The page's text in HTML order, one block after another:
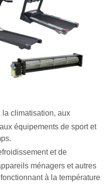
climatisation, aux
équipements de sport et
et de
ménagers et autres
à la température